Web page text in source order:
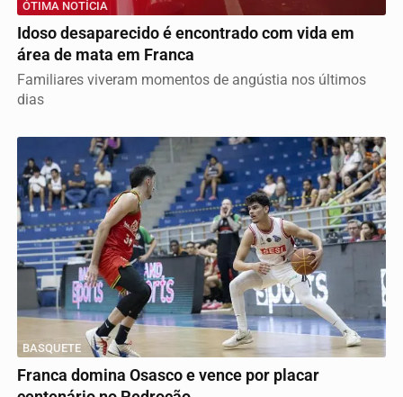
ÓTIMA NOTÍCIA
Idoso desaparecido é encontrado com vida em
área de mata em Franca
Familiares viveram momentos de angústia nos últimos
dias
BASQUETE
Franca domina Osasco e vence por placar